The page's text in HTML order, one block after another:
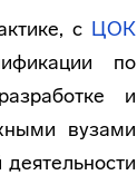
с ЦОК
по
и
вузами